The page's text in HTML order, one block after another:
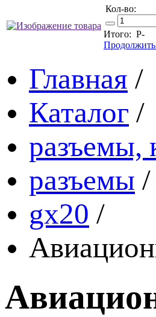
Кол-во:
Итого: Р-
Главная /
Каталог /
разъемы,
разъемы /
gx20 /